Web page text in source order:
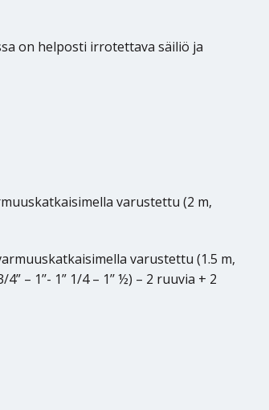
on helposti irrotettava säiliö ja
varustettu (2 m,
varustettu (1.5 m,
1’’- 1” 1/4 – 1’’ ½) – 2 ruuvia + 2